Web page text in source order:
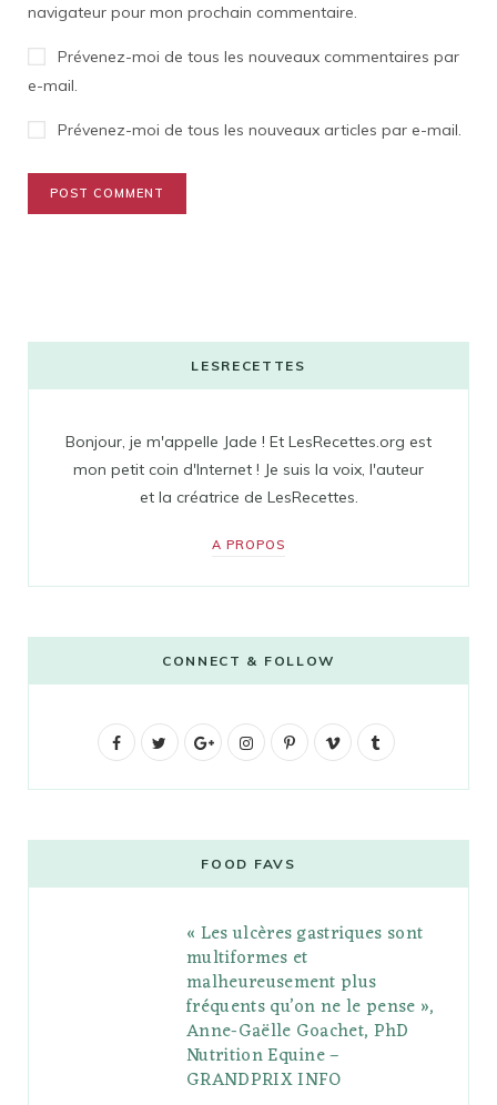
navigateur pour mon prochain commentaire.
Prévenez-moi de tous les nouveaux commentaires par
e-mail.
Prévenez-moi de tous les nouveaux articles par e-mail.
LESRECETTES
Bonjour, je m'appelle Jade ! Et LesRecettes.org est
mon petit coin d'Internet ! Je suis la voix, l'auteur
et la créatrice de LesRecettes.
A PROPOS
CONNECT & FOLLOW
F
b
t
G
g
l
e
P
l
s
I
t
a
g
r
a
m
P
e
r
e
s
V
o
l
r
FOOD FAVS
« Les ulcères gastriques sont
multiformes et
malheureusement plus
fréquents qu’on ne le pense »,
Anne-Gaëlle Goachet, PhD
Nutrition Equine –
GRANDPRIX INFO